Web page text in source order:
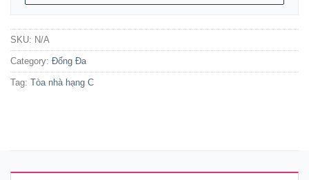
SKU: N/A
Category: Đống Đa
Tag: Tòa nhà hạng C